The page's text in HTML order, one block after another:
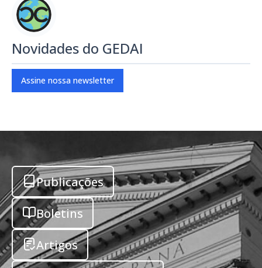
Novidades do GEDAI
Assine nossa newsletter
Publicações
Boletins
Artigos